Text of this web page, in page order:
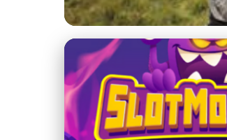
kstprsany.sk
Objavte
8. 3. 2026· 10 min čítania · Autor: